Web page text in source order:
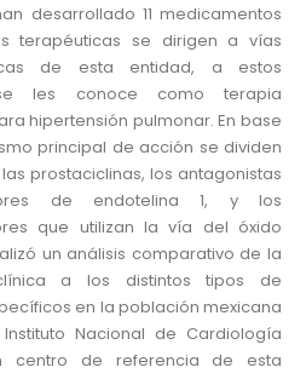
desarrollado 11 medicamentos
terapéuticas se dirigen a vías
de esta entidad, a estos
les conoce como terapia
hipertensión pulmonar. En base
principal de acción se dividen
prostaciclinas, los antagonistas
de endotelina 1, y los
que utilizan la vía del óxido
un análisis comparativo de la
a los distintos tipos de
en la población mexicana
Instituto Nacional de Cardiología
centro de referencia de esta